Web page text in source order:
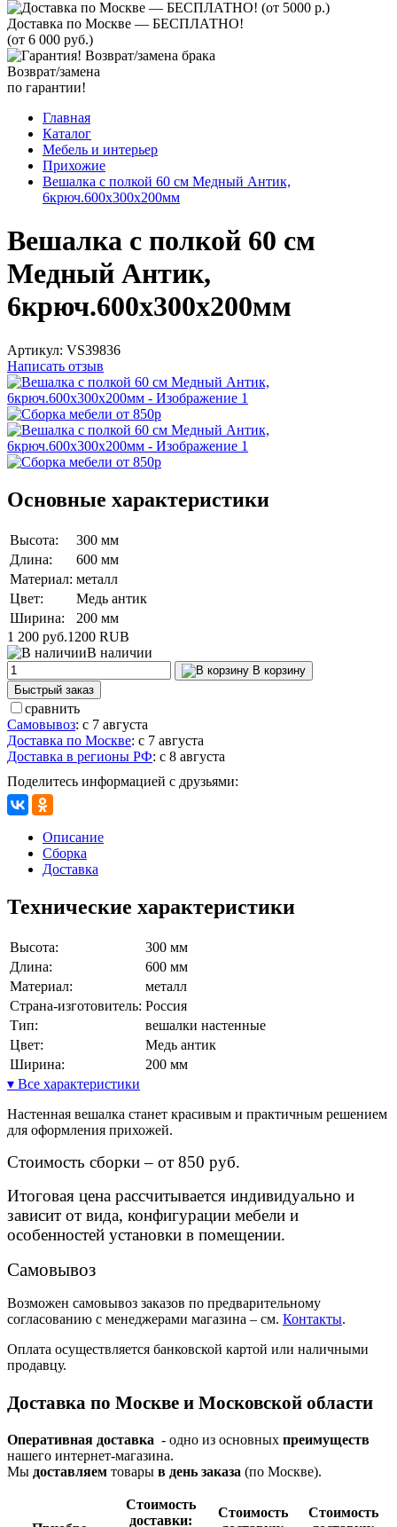
Доставка по Москве — БЕСПЛАТНО!
(от 6 000 руб.)
Возврат/замена
по гарантии!
Главная
Каталог
Мебель и интерьер
Прихожие
Вешалка с полкой 60 см Медный Антик,
6крюч.600х300х200мм
Вешалка с полкой 60 см
Медный Антик,
6крюч.600х300х200мм
Артикул: VS39836
Написать отзыв
Основные характеристики
Высота:
300 мм
Длина:
600 мм
Материал: металл
Цвет:
Медь антик
Ширина:
200 мм
1 200 руб.1200 RUB
В наличии
В корзину
Быстрый заказ
сравнить
Самовывоз: с 7 августа
Доставка по Москве: с 7 августа
Доставка в регионы РФ: с 8 августа
Поделитесь информацией с друзьями:
Описание
Сборка
Доставка
Технические характеристики
Высота:
300 мм
Длина:
600 мм
Материал:
металл
Страна-изготовитель: Россия
Тип:
вешалки настенные
Цвет:
Медь антик
Ширина:
200 мм
▾ Все характеристики
Настенная вешалка станет красивым и практичным решением
для оформления прихожей.
Стоимость сборки – от 850 руб.
Итоговая цена рассчитывается индивидуально и
зависит от вида, конфигурации мебели и
особенностей установки в помещении.
Самовывоз
Возможен самовывоз заказов по предварительному
согласованию с менеджерами магазина – см. Контакты.
Оплата осуществляется банковской картой или наличными
продавцу.
Доставка по Москве и Московской области
Оперативная доставка - одно из основных преимуществ
нашего интернет-магазина.
Мы доставляем товары в день заказа (по Москве).
Стои­мость
доставки:
Стои­мость
Стои­мость